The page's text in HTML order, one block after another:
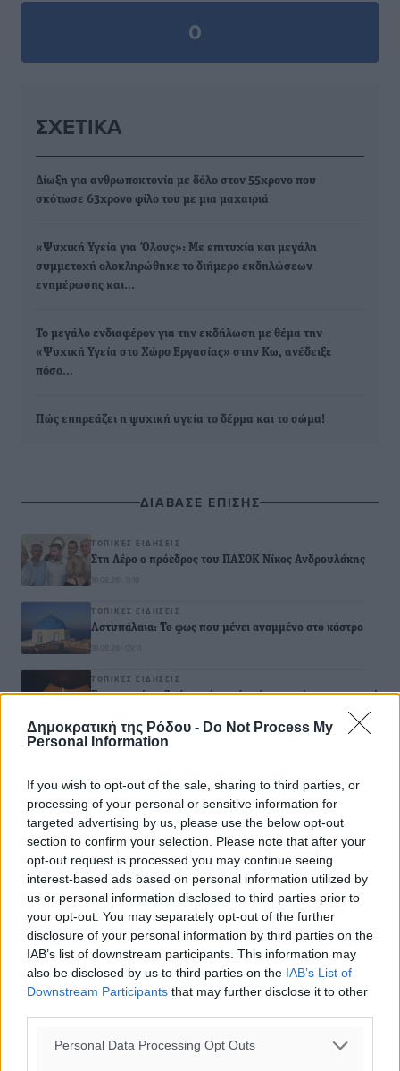
Δημοκρατική της Ρόδου - Do Not Process My
Personal Information
If you wish to opt-out of the sale, sharing to third parties, or
processing of your personal or sensitive information for
targeted advertising by us, please use the below opt-out
section to confirm your selection. Please note that after your
opt-out request is processed you may continue seeing
interest-based ads based on personal information utilized by
us or personal information disclosed to third parties prior to
your opt-out. You may separately opt-out of the further
disclosure of your personal information by third parties on the
IAB’s list of downstream participants. This information may
also be disclosed by us to third parties on the IAB’s List of
Downstream Participants that may further disclose it to other
Personal Data Processing Opt Outs
0
ΣΧΕΤΙΚΆ
Δίωξη για ανθρωποκτονία με δόλο στον 55χρονο που
σκότωσε 63χρονο φίλο του με μια μαχαιριά
«Ψυχική Υγεία για Όλους»: Με επιτυχία και μεγάλη
συμμετοχή ολοκληρώθηκε το διήμερο εκδηλώσεων
ενημέρωσης και…
Το μεγάλο ενδιαφέρον για την εκδήλωση με θέμα την
«Ψυχική Υγεία στο Χώρο Εργασίας» στην Κω, ανέδειξε
πόσο…
Πώς επηρεάζει η ψυχική υγεία το δέρμα και το σώμα!
ΔΙΑΒΑΣΕ ΕΠΙΣΗΣ
ΤΟΠΙΚΈΣ ΕΙΔΉΣΕΙΣ
Στη Λέρο ο πρόεδρος του ΠΑΣΟΚ Νίκος Ανδρουλάκης
10.08.26 · 11:10
ΤΟΠΙΚΈΣ ΕΙΔΉΣΕΙΣ
Αστυπάλαια: Το φως που μένει αναμμένο στο κάστρο
10.08.26 · 09:11
ΤΟΠΙΚΈΣ ΕΙΔΉΣΕΙΣ
Έφυγε από τη ζωή ο επί σειρά ετών εφημέριος στον ιερό
Ναό του Αγίου Νικολάου Παστίδας Μιχαήλ Καψάλης
09.08.26 · 15:52
Σχολιασμός Άρθρου
Τα σχόλια εκφράζουν αποκλειστικά τον εκάστοτε
σχολιαστή. Η Δημοκρατική δεν υιοθετεί αυτές τις
απόψεις. Διατηρούμε το δικαίωμα να διαγράψουμε όποια
σχόλια θεωρούμε προσβλητικά ή περιέχουν ύβρεις, χωρίς
καμμία προειδοποίηση. Χρήστες που δεν τηρούν τους
όρους χρήσης αποκλείονται.
Προσθέστε ένα σχόλιο